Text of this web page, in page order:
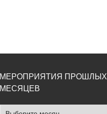
МЕРОПРИЯТИЯ ПРОШЛЫХ
МЕСЯЦЕВ
Мероприятия